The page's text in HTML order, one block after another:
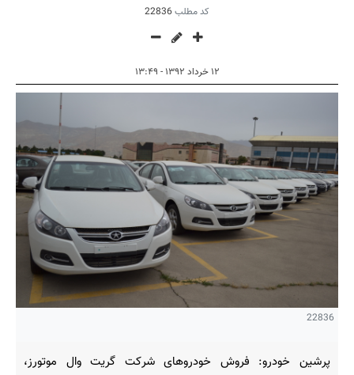
کد مطلب 22836
۱۲ خرداد ۱۳۹۲ - ۱۳:۴۹
22836
پرشین خودرو: فروش خودروهای شرکت گریت وال موتورز،